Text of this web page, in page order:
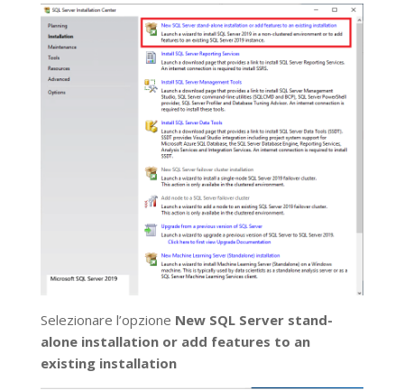
Selezionare l’opzione New SQL Server stand-
alone installation or add features to an
existing installation